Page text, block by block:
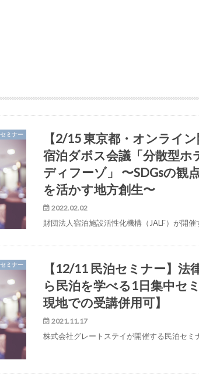
ミナー
【2/15 東京都・オンライ
宿泊ダボス会議「分散型
ディフーゾ」 〜SDGsの観
を活かす地方創生〜
2022.02.02
財団法人宿泊施設活性化機構（JALF）が開催
ミナー
【12/11 民泊セミナー】法
ら民泊を学べる1日集中セ
現地での受講併用可】
2021.11.17
株式会社グレートステイが開催する民泊セミ